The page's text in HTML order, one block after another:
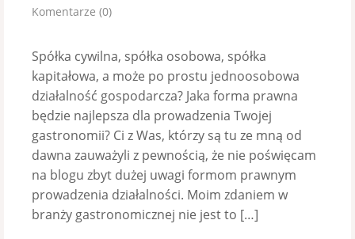
Komentarze (0)
Spółka cywilna, spółka osobowa, spółka
kapitałowa, a może po prostu jednoosobowa
działalność gospodarcza? Jaka forma prawna
będzie najlepsza dla prowadzenia Twojej
gastronomii? Ci z Was, którzy są tu ze mną od
dawna zauważyli z pewnością, że nie poświęcam
na blogu zbyt dużej uwagi formom prawnym
prowadzenia działalności. Moim zdaniem w
branży gastronomicznej nie jest to […]